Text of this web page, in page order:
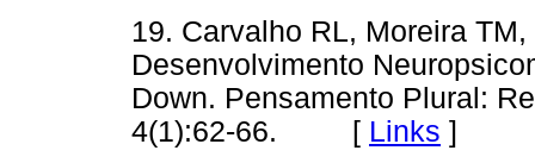
19. Carvalho RL, Moreira
Desenvolvimento
Down. Pensamento Plural:
4(1):62-66. [ Links ]